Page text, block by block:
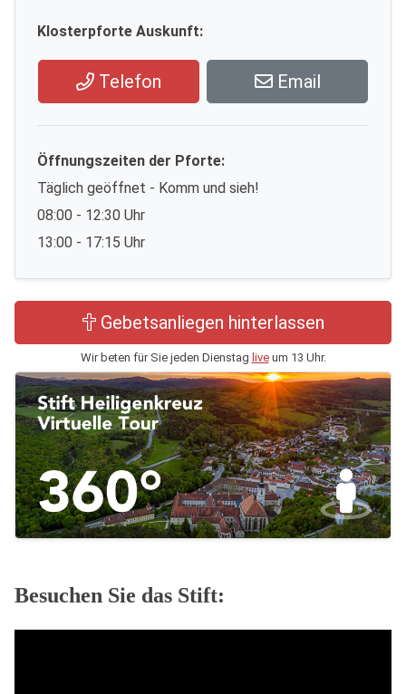
Klosterpforte Auskunft:
Telefon Email
Öffnungszeiten der Pforte:
Täglich geöffnet - Komm und sieh!
08:00 - 12:30 Uhr
13:00 - 17:15 Uhr
Gebetsanliegen hinterlassen
Wir beten für Sie jeden Dienstag liveum 13 Uhr.
Besuchen Sie das Stift: